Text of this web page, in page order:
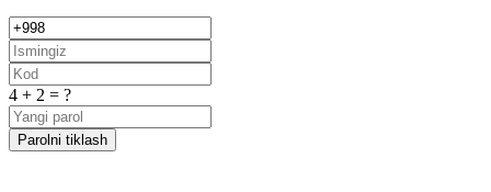
4 + 2 = ?
Parolni tiklash